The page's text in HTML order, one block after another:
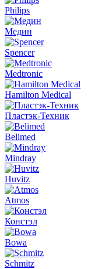
Philips
Медин
Spencer
Medtronic
Hamilton Medical
Пластэк-Техник
Belimed
Mindray
Huvitz
Atmos
Констэл
Bowa
Schmitz